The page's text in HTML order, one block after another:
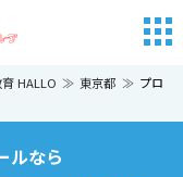
HALLO 東京都
プロ
ルなら